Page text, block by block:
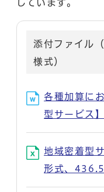
しています。
添付ファイル
様式）
各種加算に
型サービス
地域密着型
形式、